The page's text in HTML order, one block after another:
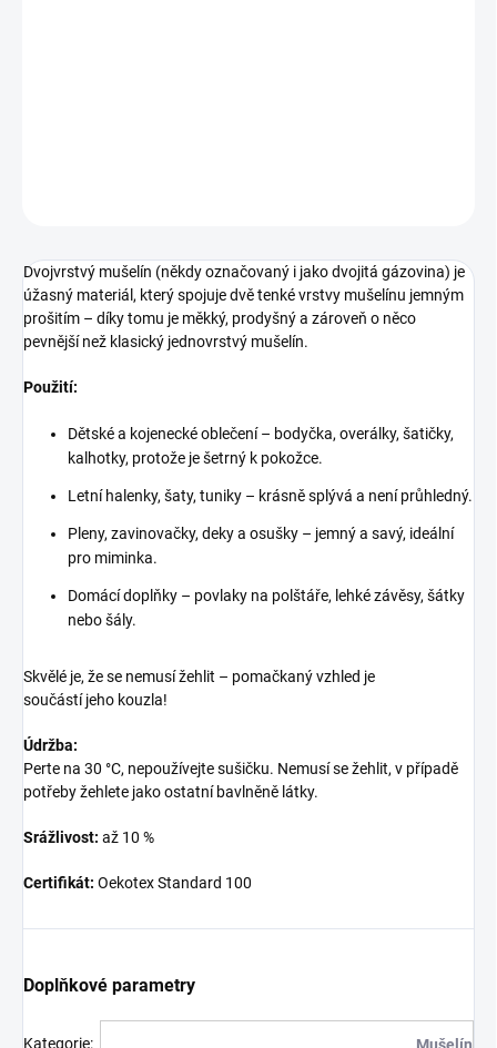
Dvojvrstvý mušelín (někdy označovaný i jako dvojitá gázovina) je
úžasný materiál, který spojuje dvě tenké vrstvy mušelínu jemným
prošitím – díky tomu je měkký, prodyšný a zároveň o něco
pevnější než klasický jednovrstvý mušelín.
Použití:
Dětské a kojenecké oblečení – bodyčka, overálky, šatičky,
kalhotky, protože je šetrný k pokožce.
Letní halenky, šaty, tuniky – krásně splývá a není průhledný.
Pleny, zavinovačky, deky a osušky – jemný a savý, ideální
pro miminka.
Domácí doplňky – povlaky na polštáře, lehké závěsy, šátky
nebo šály.
Skvělé je, že se nemusí žehlit – pomačkaný vzhled je
součástí jeho kouzla!
Údržba:
Perte na 30 °C, nepoužívejte sušičku. Nemusí se žehlit, v případě
potřeby žehlete jako ostatní bavlněně látky.
Srážlivost: až 10 %
Certifikát: Oekotex Standard 100
Doplňkové parametry
Kategorie: